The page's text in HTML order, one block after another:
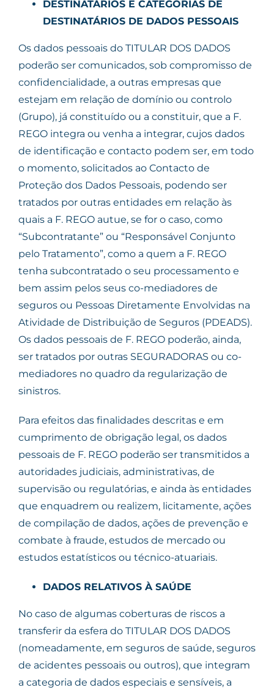
DESTINATÁRIOS E CATEGORIAS DE
DESTINATÁRIOS DE DADOS PESSOAIS
Os dados pessoais do TITULAR DOS DADOS
poderão ser comunicados, sob compromisso de
confidencialidade, a outras empresas que
estejam em relação de domínio ou controlo
(Grupo), já constituído ou a constituir, que a F.
REGO integra ou venha a integrar, cujos dados
de identificação e contacto podem ser, em todo
o momento, solicitados ao Contacto de
Proteção dos Dados Pessoais, podendo ser
tratados por outras entidades em relação às
quais a F. REGO autue, se for o caso, como
“Subcontratante” ou “Responsável Conjunto
pelo Tratamento”, como a quem a F. REGO
tenha subcontratado o seu processamento e
bem assim pelos seus co-mediadores de
seguros ou Pessoas Diretamente Envolvidas na
Atividade de Distribuição de Seguros (PDEADS).
Os dados pessoais de F. REGO poderão, ainda,
ser tratados por outras SEGURADORAS ou co-
mediadores no quadro da regularização de
sinistros.
Para efeitos das finalidades descritas e em
cumprimento de obrigação legal, os dados
pessoais de F. REGO poderão ser transmitidos a
autoridades judiciais, administrativas, de
supervisão ou regulatórias, e ainda às entidades
que enquadrem ou realizem, licitamente, ações
de compilação de dados, ações de prevenção e
combate à fraude, estudos de mercado ou
estudos estatísticos ou técnico-atuariais.
DADOS RELATIVOS À SAÚDE
No caso de algumas coberturas de riscos a
transferir da esfera do TITULAR DOS DADOS
(nomeadamente, em seguros de saúde, seguros
de acidentes pessoais ou outros), que integram
a categoria de dados especiais e sensíveis, a